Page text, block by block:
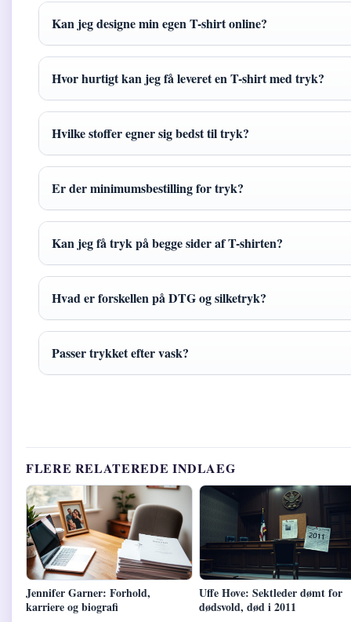
Kan jeg designe min egen T-shirt online?
Hvor hurtigt kan jeg få leveret en T-shirt med tryk?
Hvilke stoffer egner sig bedst til tryk?
Er der minimumsbestilling for tryk?
Kan jeg få tryk på begge sider af T-shirten?
Hvad er forskellen på DTG og silketryk?
Passer trykket efter vask?
FLERE RELATEREDE INDLAEG
Jennifer Garner: Forhold,
karriere og biografi
Uffe Hove: Sektleder dømt for
dødsvold, død i 2011